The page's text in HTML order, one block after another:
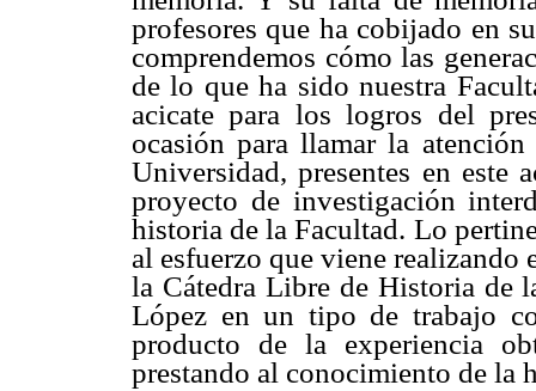
profesores que ha cobijado en
comprendemos cómo las
de lo que ha sido nuestra
acicate para los logros del
ocasión para llamar la
Universidad, presentes en este
proyecto de investigación
historia de la Facultad. Lo
al esfuerzo que viene
la Cátedra Libre de Historia de
López en un tipo de trabajo
producto de la experiencia
prestando al conocimiento de la